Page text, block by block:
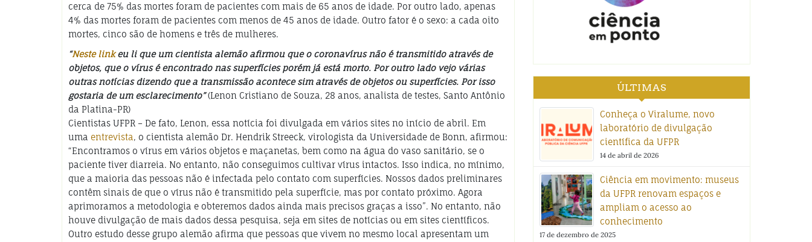
cerca de 75% das mortes foram de pacientes com mais de 65 anos de idade. Por outro lado, apenas
4% das mortes foram de pacientes com menos de 45 anos de idade. Outro fator é o sexo: a cada oito
mortes, cinco são de homens e três de mulheres.
“Neste linkeu li que um cientista alemão afirmou que o coronavírus não é transmitido através de
objetos, que o vírus é encontrado nas superfícies porém já está morto. Por outro lado vejo várias
outras notícias dizendo que a transmissão acontece sim através de objetos ou superfícies. Por isso
gostaria de um esclarecimento” (Lenon Cristiano de Souza, 28 anos, analista de testes, Santo Antônio
da Platina-PR)
Cientistas UFPR – De fato, Lenon, essa notícia foi divulgada em vários sites no início de abril. Em
uma entrevista, o cientista alemão Dr. Hendrik Streeck, virologista da Universidade de Bonn, afirmou:
“Encontramos o vírus em vários objetos e maçanetas, bem como na água do vaso sanitário, se o
paciente tiver diarreia. No entanto, não conseguimos cultivar vírus intactos. Isso indica, no mínimo,
que a maioria das pessoas não é infectada pelo contato com superfícies. Nossos dados preliminares
contêm sinais de que o vírus não é transmitido pela superfície, mas por contato próximo. Agora
aprimoramos a metodologia e obteremos dados ainda mais precisos graças a isso”. No entanto, não
houve divulgação de mais dados dessa pesquisa, seja em sites de notícias ou em sites científicos.
Outro estudo desse grupo alemão afirma que pessoas que vivem no mesmo local apresentam um
ÚLTIMAS
Conheça o Viralume, novo
laboratório de divulgação
científica da UFPR
14 de abril de 2026
Ciência em movimento: museus
da UFPR renovam espaços e
ampliam o acesso ao
conhecimento
17 de dezembro de 2025